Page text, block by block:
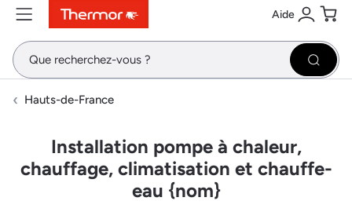
ContenuMenuRecherche Aide
Se
Hauts-de-France
Installation pompe à chaleur,
chauffage, climatisation et chauffe-
eau {nom}